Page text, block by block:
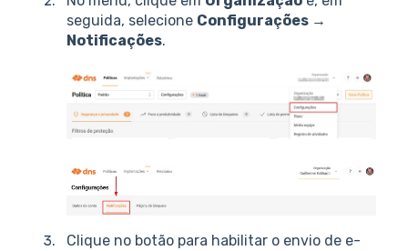
seguida, selecione Configurações →
Notificações.
Clique no botão para habilitar o envio de e-